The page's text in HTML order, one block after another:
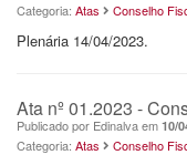
Categoria: Atas Conselho
Plenária 14/04/2023.
Ata nº 01.2023 -
Publicado por Edinalva em 10/
Categoria: Atas Conselho